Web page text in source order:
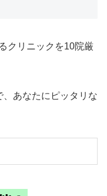
クリニックを10院厳
あなたにピッタリな